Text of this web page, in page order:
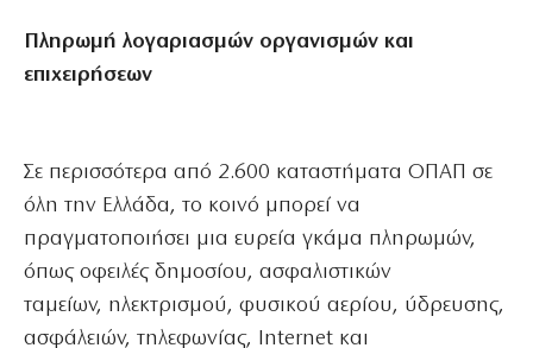
Πληρωμή λογαριασμών οργανισμών και
επιχειρήσεων
Σε περισσότερα από 2.600 καταστήματα ΟΠΑΠ σε
όλη την Ελλάδα, το κοινό μπορεί να
πραγματοποιήσει μια ευρεία γκάμα πληρωμών,
όπως οφειλές δημοσίου, ασφαλιστικών
ταμείων, ηλεκτρισμού, φυσικού αερίου, ύδρευσης,
ασφάλειών, τηλεφωνίας, Internet και